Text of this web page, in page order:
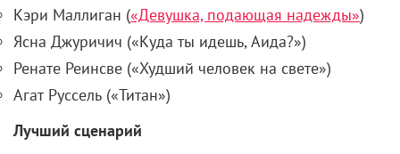
Кэри Маллиган («Девушка, подающая надежды»)
Ясна Джуричич («Куда ты идешь, Аида?»)
Ренате Реинсве («Худший человек на свете»)
Агат Руссель («Титан»)
Лучший сценарий